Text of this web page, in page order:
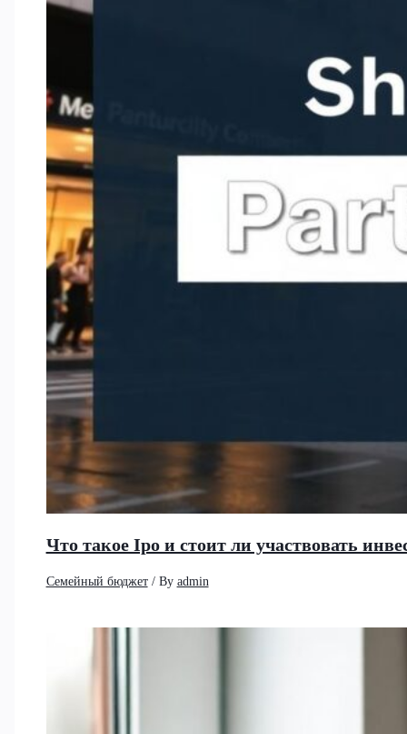
Что такое Ipo и стоит ли участвовать
Семейный бюджет/ By admin